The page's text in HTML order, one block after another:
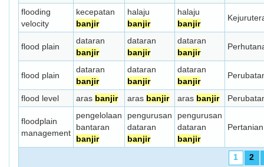
flooding
velocity
kecepatan
banjir
halaju
banjir
halaju
banjir
flood plain
dataran
banjir
dataran
banjir
dataran
banjir
flood plain
dataran
banjir
dataran
banjir
dataran
banjir
flood level aras banjir aras banjir aras banjir
floodplain
management
pengelolaan
bantaran
banjir
pengurusan
dataran
banjir
pengurusan
dataran
banjir
Pertanian
1 2